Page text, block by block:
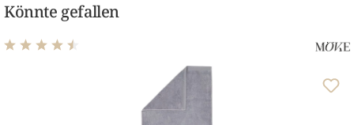
Könnte gefallen
Durchschnittliche Bewertung von 4.48 von 5 Sternen